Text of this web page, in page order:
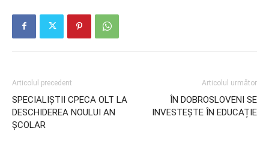
Articolul precedent
SPECIALIȘTII CPECA OLT LA
DESCHIDEREA NOULUI AN
ȘCOLAR
Articolul următor
ÎN DOBROSLOVENI SE
INVESTEȘTE ÎN EDUCAȚIE